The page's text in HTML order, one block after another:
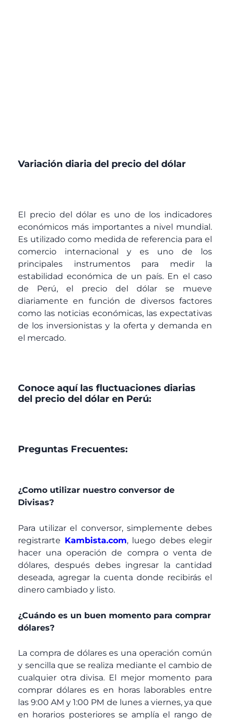
Variación diaria del precio del dólar
El precio del dólar es uno de los indicadores
económicos más importantes a nivel mundial.
Es utilizado como medida de referencia para el
comercio internacional y es uno de los
principales instrumentos para medir la
estabilidad económica de un país. En el caso
de Perú, el precio del dólar se mueve
diariamente en función de diversos factores
como las noticias económicas, las expectativas
de los inversionistas y la oferta y demanda en
el mercado.
Conoce aquí las fluctuaciones diarias
del precio del dólar en Perú:
Preguntas Frecuentes:
¿Como utilizar nuestro conversor de
Divisas?
Para utilizar el conversor, simplemente debes
registrarte Kambista.com, luego debes elegir
hacer una operación de compra o venta de
dólares, después debes ingresar la cantidad
deseada, agregar la cuenta donde recibirás el
dinero cambiado y listo.
¿Cuándo es un buen momento para comprar
dólares?
La compra de dólares es una operación común
y sencilla que se realiza mediante el cambio de
cualquier otra divisa. El mejor momento para
comprar dólares es en horas laborables entre
las 9:00 AM y 1:00 PM de lunes a viernes, ya que
en horarios posteriores se amplía el rango de